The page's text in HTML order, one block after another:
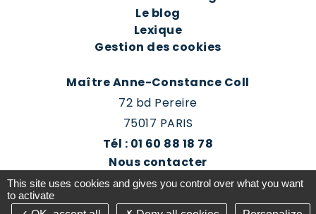
Le blog
Lexique
Gestion des cookies
Maître Anne-Constance Coll
72 bd Pereire
75017 PARIS
Tél : 01 60 88 18 78
Nous contacter
Prendre rendez-vous
This site uses cookies and gives you control over what you want
to activate